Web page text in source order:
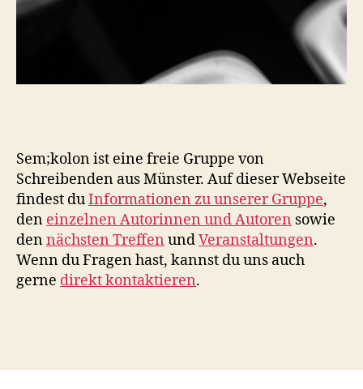
Sem;kolon ist eine freie Gruppe von
Schreibenden aus Münster. Auf dieser Webseite
findest duInformationen zu unserer Gruppe,
den einzelnen Autorinnen und Autoren sowie
dennächsten Treffen undVeranstaltungen.
Wenn du Fragen hast, kannst du uns auch
gerne direkt kontaktieren.